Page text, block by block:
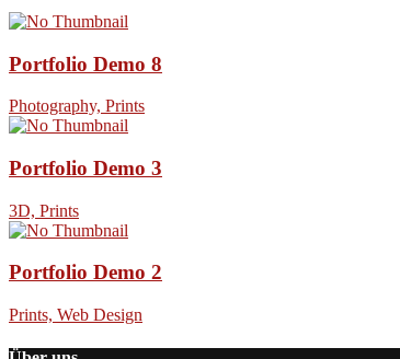
Portfolio Demo 8
Photography, Prints
Portfolio Demo 3
3D, Prints
Portfolio Demo 2
Prints, Web Design